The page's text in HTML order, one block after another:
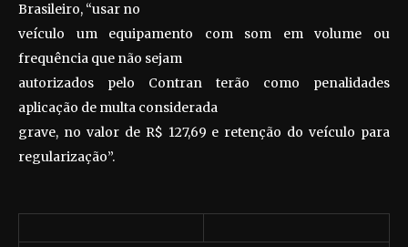
Brasileiro, “usar no
veículo um equipamento com som em volume ou
frequência que não sejam
autorizados pelo Contran terão como penalidades
aplicação de multa considerada
grave, no valor de R$ 127,69 e retenção do veículo para
regularização”.